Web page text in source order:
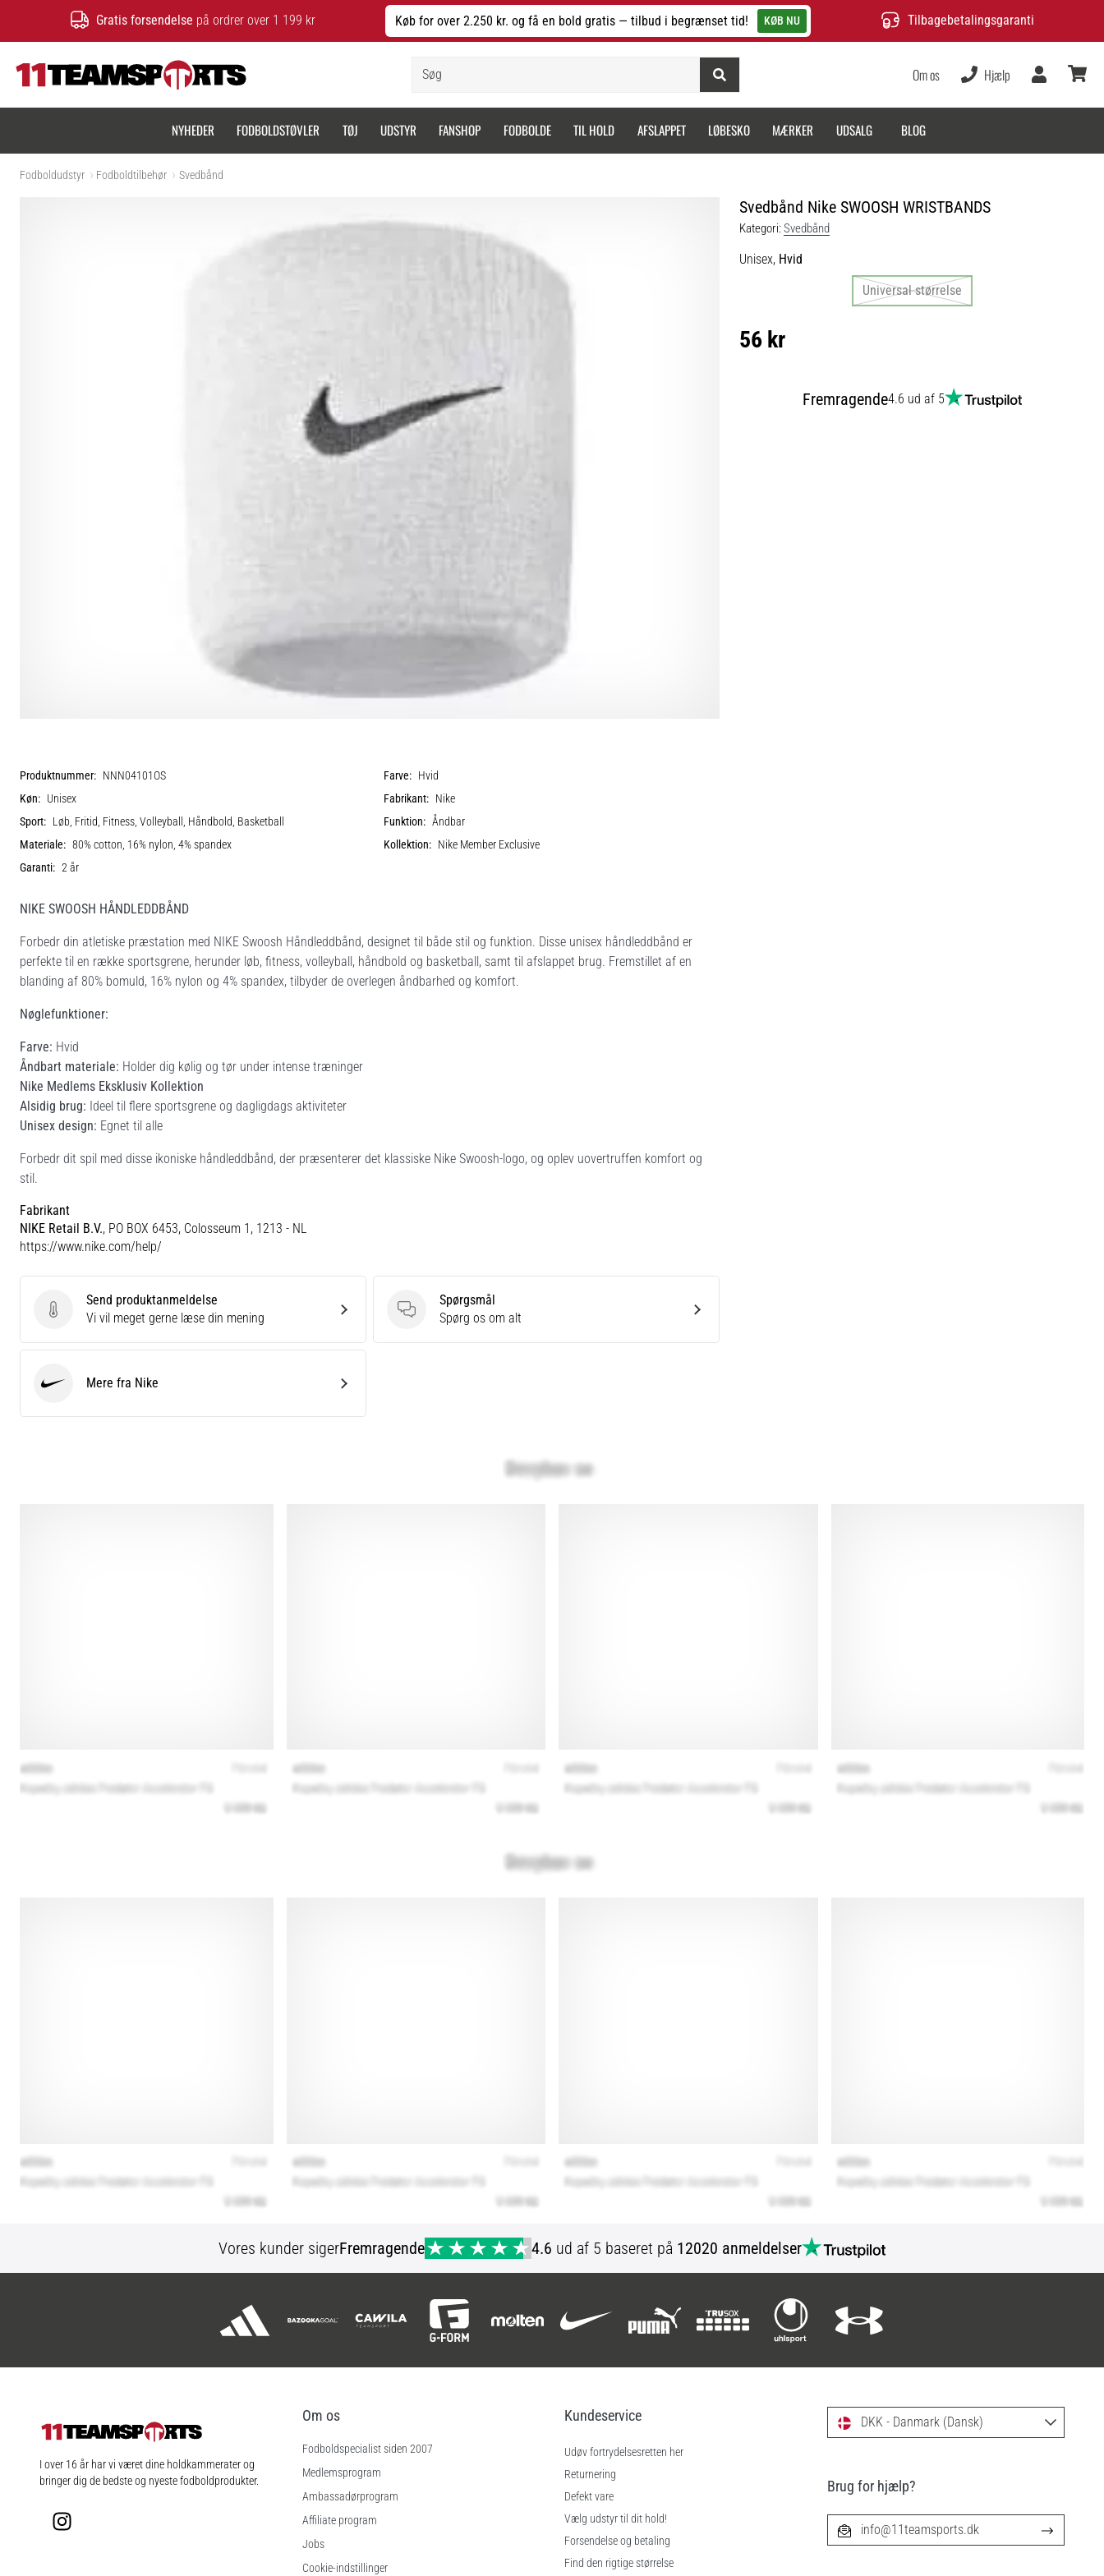
Gratis forsendelse på ordrer over 1 199 kr Køb for over 2.250 kr. og få en bold gratis — tilbud i begrænset tid! KØB NU Tilbagebetalingsgaranti
Om os Hjælp
Bruger
NYHEDER FODBOLDSTØVLER TØJ UDSTYR FANSHOP FODBOLDE TIL HOLD AFSLAPPET LØBESKO MÆRKER UDSALG BLOG
Fodboldudstyr Fodboldtilbehør Svedbånd
Svedbånd Nike SWOOSH WRISTBANDS
Kategori:Svedbånd
Unisex, Hvid
Universal størrelse
56 kr
Fremragende4.6 ud af 5
Produktnummer: NNN04101OS Farve: Hvid
Køn: Unisex Fabrikant: Nike
Sport: Løb, Fritid, Fitness, Volleyball, Håndbold, Basketball Funktion: Åndbar
Materiale: 80% cotton, 16% nylon, 4% spandex Kollektion: Nike Member Exclusive
Garanti: 2 år
NIKE SWOOSH HÅNDLEDDBÅND
Forbedr din atletiske præstation med NIKE Swoosh Håndleddbånd, designet til både stil og funktion. Disse unisex håndleddbånd er
perfekte til en række sportsgrene, herunder løb, fitness, volleyball, håndbold og basketball, samt til afslappet brug. Fremstillet af en
blanding af 80% bomuld, 16% nylon og 4% spandex, tilbyder de overlegen åndbarhed og komfort.
Nøglefunktioner:
Farve: Hvid
Åndbart materiale: Holder dig kølig og tør under intense træninger
Nike Medlems Eksklusiv Kollektion
Alsidig brug: Ideel til flere sportsgrene og dagligdags aktiviteter
Unisex design: Egnet til alle
Forbedr dit spil med disse ikoniske håndleddbånd, der præsenterer det klassiske Nike Swoosh-logo, og oplev uovertruffen komfort og
stil.
Fabrikant
NIKE Retail B.V., PO BOX 6453, Colosseum 1, 1213 - NL
https://www.nike.com/help/
Send produktanmeldelse
Send produktanmeldelse
Vi vil meget gerne læse din mening
Spørgsmål
Spørgsmål
Spørg os om alt
Mere fra Nike
Vores kunder sigerFremragende 4.6 ud af 5 baseret på 12020 anmeldelser
11teamsports.dk
I over 16 år har vi været dine holdkammerater og
bringer dig de bedste og nyeste fodboldprodukter.
Instagram
Om os
Fodboldspecialist siden 2007
Medlemsprogram
Ambassadørprogram
Affiliate program
Jobs
Cookie-indstillinger
Kundeservice
Udøv fortrydelsesretten her
Returnering
Defekt vare
Vælg udstyr til dit hold!
Forsendelse og betaling
Find den rigtige størrelse
DKK - Danmark (Dansk)
Brug for hjælp?
info@11teamsports.dk